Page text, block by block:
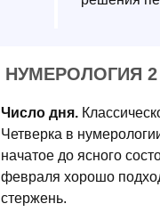
НУМЕРОЛОГИЯ
Число дня.
Четверка в
начатое до ясного
февраля хорошо
стержень.